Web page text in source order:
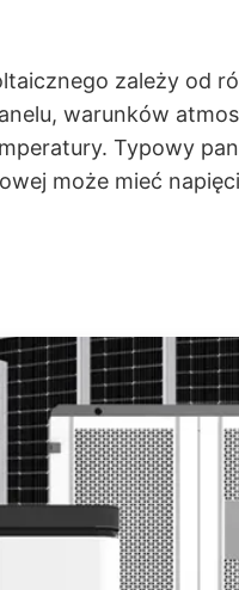
zależy od
warunków
Typowy
może mieć